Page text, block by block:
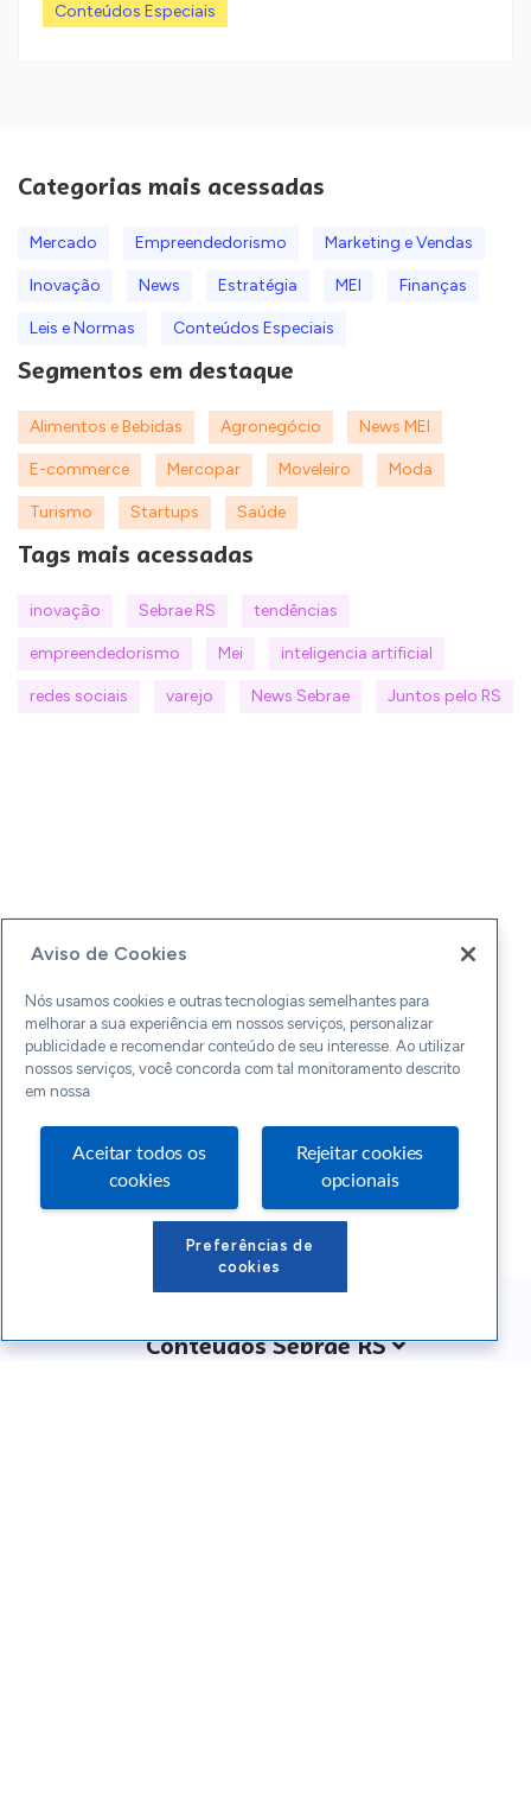
Conteúdos Especiais
Categorias mais acessadas
Mercado Empreendedorismo Marketing e Vendas
Inovação News Estratégia MEI Finanças
Leis e Normas Conteúdos Especiais
Segmentos em destaque
Alimentos e Bebidas Agronegócio News MEI
E-commerce Mercopar Moveleiro Moda
Turismo Startups Saúde
Tags mais acessadas
inovação Sebrae RS tendências
empreendedorismo Mei inteligencia artificial
redes sociais varejo News Sebrae Juntos pelo RS
Conteúdos Sebrae RS
Aviso de Cookies
Nós usamos cookies e outras tecnologias semelhantes para
melhorar a sua experiência em nossos serviços, personalizar
publicidade e recomendar conteúdo de seu interesse. Ao utilizar
nossos serviços, você concorda com tal monitoramento descrito
em nossa
Aceitar todos os
cookies
Rejeitar cookies
opcionais
Preferências de
cookies